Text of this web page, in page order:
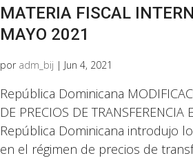
MATERIA FISCAL
MAYO 2021
por adm_bij | Jun 4, 2021
República Dominicana
DE PRECIOS DE
República Dominicana introdujo
en el régimen de precios de